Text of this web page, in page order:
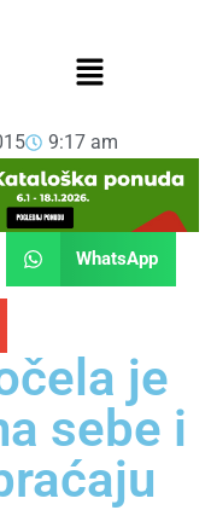
9:17 am
WhatsApp
je
sebe i